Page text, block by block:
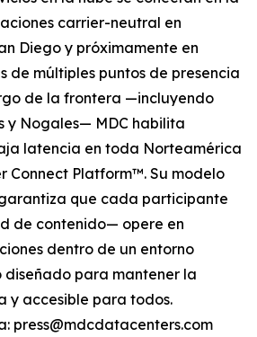
carrier-neutral en
Diego y próximamente en
de múltiples puntos de presencia
de la frontera —incluyendo
y Nogales— MDC habilita
latencia en toda Norteamérica
Connect Platform™. Su modelo
que cada participante
de contenido— opere en
dentro de un entorno
para mantener la
y accesible para todos.
press@mdcdatacenters.com